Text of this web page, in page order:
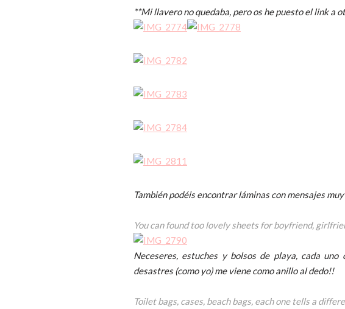
**Mi llavero no quedaba, pero os he puesto el link a
También podéis encontrar láminas con mensajes
You can found too lovely sheets for boyfriend,
Neceseres, estuches y bolsos de playa, cada
desastres (como yo) me viene como anillo al dedo!!
Toilet bags, cases, beach bags, each one tells a